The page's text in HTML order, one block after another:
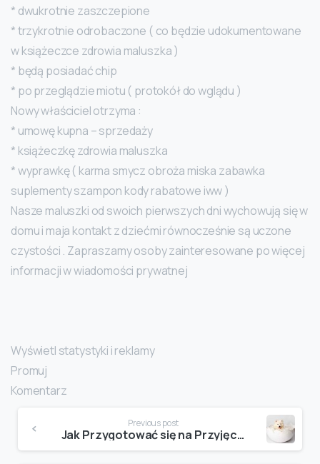
* dwukrotnie zaszczepione
* trzykrotnie odrobaczone ( co będzie udokumentowane
w książeczce zdrowia maluszka )
* będą posiadać chip
* po przeglądzie miotu ( protokół do wglądu )
Nowy właściciel otrzyma :
* umowę kupna – sprzedaży
* książeczkę zdrowia maluszka
* wyprawkę ( karma smycz obroża miska zabawka
suplementy szampon kody rabatowe iww )
Nasze maluszki od swoich pierwszych dni wychowują się w
domu i maja kontakt z dziećmi równocześnie są uczone
czystości . Zapraszamy osoby zainteresowane po więcej
informacji w wiadomości prywatnej
Wyświetl statystyki i reklamy
Promuj
Komentarz
Reading
Previous post
Jak Przygotować się na Przyjęcie Nowego Pieska?